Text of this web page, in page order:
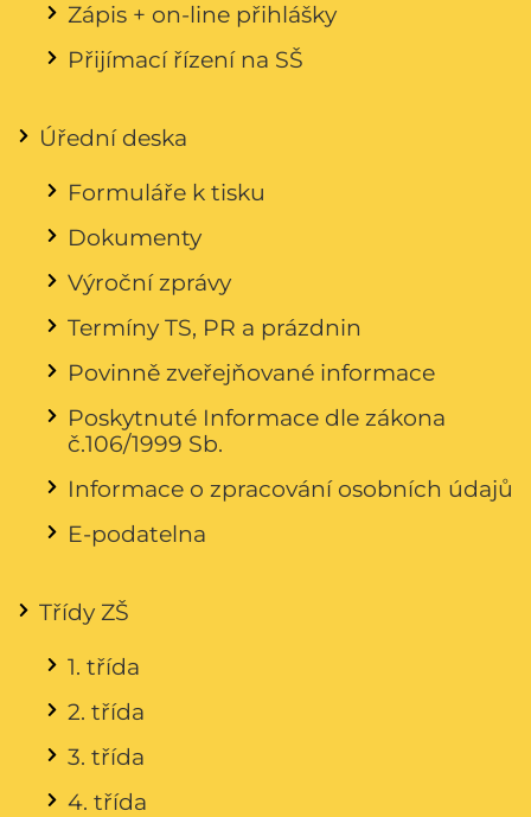
Zápis + on-line přihlášky
Přijímací řízení na SŠ
Úřední deska
Formuláře k tisku
Dokumenty
Výroční zprávy
Termíny TS, PR a prázdnin
Povinně zveřejňované informace
Poskytnuté Informace dle zákona
č.106/1999 Sb.
Informace o zpracování osobních údajů
E-podatelna
Třídy ZŠ
1. třída
2. třída
3. třída
4. třída